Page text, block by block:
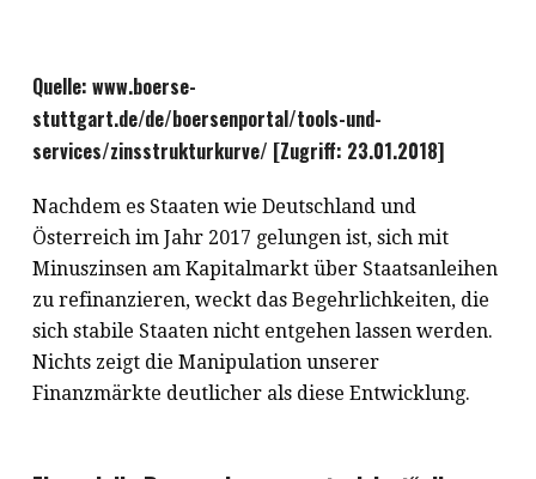
Quelle: www.boerse-
stuttgart.de/de/boersenportal/tools-und-
services/zinsstrukturkurve/ [Zugriff: 23.01.2018]
Nachdem es Staaten wie Deutschland und
Österreich im Jahr 2017 gelungen ist, sich mit
Minuszinsen am Kapitalmarkt über Staatsanleihen
zu refinanzieren, weckt das Begehrlichkeiten, die
sich stabile Staaten nicht entgehen lassen werden.
Nichts zeigt die Manipulation unserer
Finanzmärkte deutlicher als diese Entwicklung.